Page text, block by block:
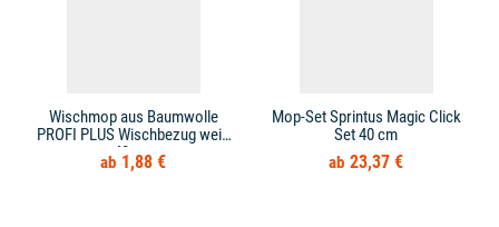
Wischmop aus Baumwolle
PROFI PLUS Wischbezug weiß
40 cm
1,88 €
Mop-Set Sprintus Magic Click
Set 40 cm
23,37 €